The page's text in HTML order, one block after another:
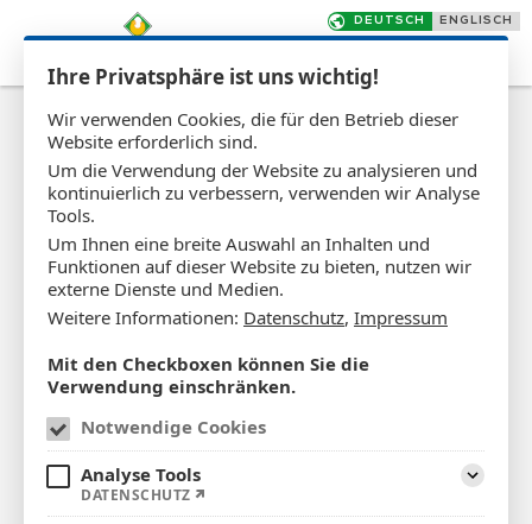
Ihre Privatsphäre ist uns wichtig!
Wir verwenden Cookies, die für den Betrieb dieser
Website erforderlich sind.
Um die Verwendung der Website zu analysieren und
kontinuierlich zu verbessern, verwenden wir Analyse
Tools.
Um Ihnen eine breite Auswahl an Inhalten und
Funktionen auf dieser Website zu bieten, nutzen wir
externe Dienste und Medien.
Weitere Informationen: Datenschutz, Impressum
Mit den Checkboxen können Sie die
Verwendung einschränken.
Notwendige Cookies
Analyse Tools
DATENSCHUTZ